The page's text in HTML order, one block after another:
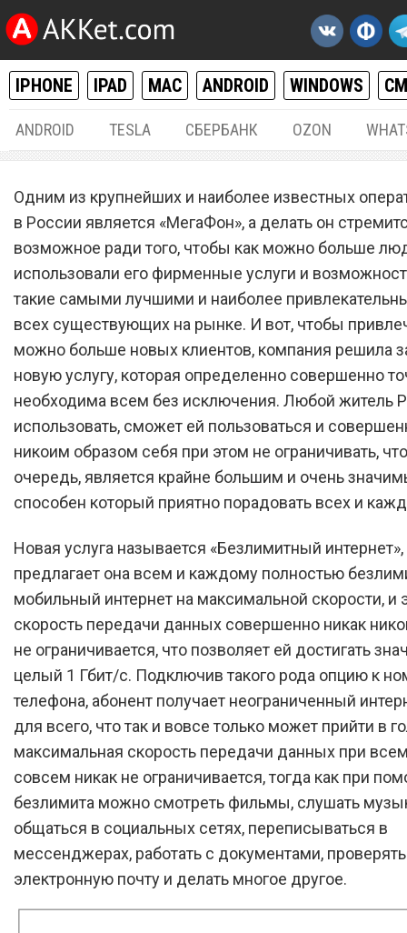
IPHONE IPAD MAC ANDROID WINDOWS
ANDROID TESLA СБЕРБАНК OZON
Сотовый оператор
запустил необходимую
новую услугу
Одним из крупнейших и наиболее известных
в России является «МегаФон», а делать он
возможное ради того, чтобы как можно больше
использовали его фирменные услуги и
такие самыми лучшими и наиболее
всех существующих на рынке. И вот, чтобы
можно больше новых клиентов, компания решила
новую услугу, которая определенно совершенно
необходима всем без исключения. Любой житель
использовать, сможет ей пользоваться и
никоим образом себя при этом не ограничивать,
очередь, является крайне большим и очень
способен который приятно порадовать всех и
Новая услуга называется «Безлимитный интернет»,
предлагает она всем и каждому полностью
мобильный интернет на максимальной скорости, и
скорость передачи данных совершенно никак
не ограничивается, что позволяет ей достигать
целый 1 Гбит/с. Подключив такого рода опцию к
телефона, абонент получает неограниченный
для всего, что так и вовсе только может прийти в
максимальная скорость передачи данных при
совсем никак не ограничивается, тогда как при
безлимита можно смотреть фильмы, слушать
общаться в социальных сетях, переписываться в
мессенджерах, работать с документами, проверять
электронную почту и делать многое другое.